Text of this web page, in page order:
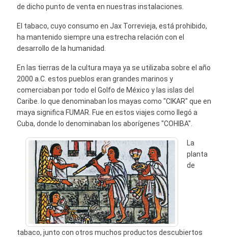
de dicho punto de venta en nuestras instalaciones.
El tabaco, cuyo consumo en Jax Torrevieja, está prohibido,
ha mantenido siempre una estrecha relación con el
desarrollo de la humanidad.
En las tierras de la cultura maya ya se utilizaba sobre el año
2000 a.C. estos pueblos eran grandes marinos y
comerciaban por todo el Golfo de México y las islas del
Caribe. lo que denominaban los mayas como "CIKAR" que en
maya significa FUMAR. Fue en estos viajes como llegó a
Cuba, donde lo denominaban los aborígenes "COHIBA".
La
planta
de
tabaco, junto con otros muchos productos descubiertos